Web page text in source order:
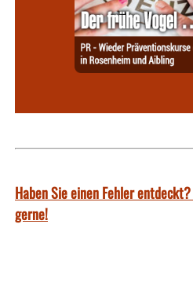
Haben Sie einen Fehler
gerne!